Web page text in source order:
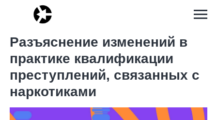
Разъяснение изменений в
практике квалификации
преступлений, связанных с
наркотиками